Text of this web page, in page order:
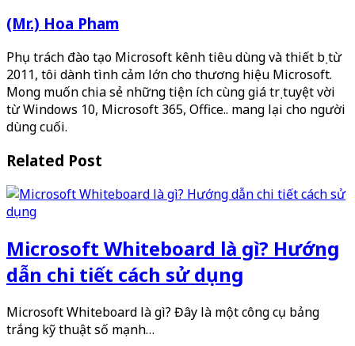
(Mr.) Hoa Pham
Phụ trách đào tạo Microsoft kênh tiêu dùng và thiết bị từ
2011, tôi dành tình cảm lớn cho thương hiệu Microsoft.
Mong muốn chia sẻ những tiện ích cùng giá trị tuyệt vời
từ Windows 10, Microsoft 365, Office.. mang lại cho người
dùng cuối.
Related Post
Microsoft Whiteboard là gì? Hướng
dẫn chi tiết cách sử dụng
Microsoft Whiteboard là gì? Đây là một công cụ bảng
trắng kỹ thuật số mạnh…